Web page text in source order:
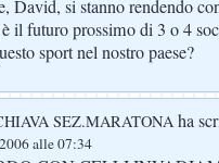
David, si stanno rendendo
il futuro prossimo di 3 o 4
sport nel nostro paese?
SEZ.MARATONA ha
alle 07:34